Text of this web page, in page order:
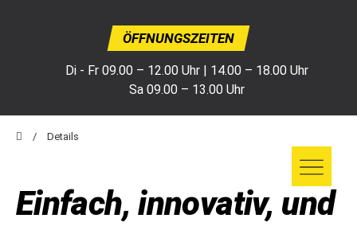
ÖFFNUNGSZEITEN
Di - Fr 09.00 – 12.00 Uhr | 14.00 – 18.00 Uhr
Sa 09.00 – 13.00 Uhr
Details
Einfach, innovativ, und